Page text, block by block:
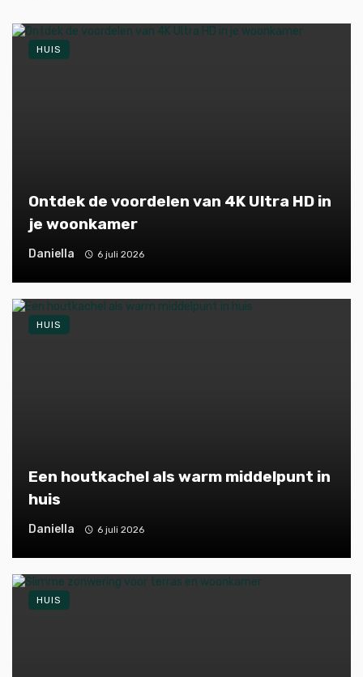
Ontdek de voordelen van 4K Ultra HD in
je woonkamer
Daniella 6 juli 2026
HUIS
Een houtkachel als warm middelpunt in
huis
Daniella 6 juli 2026
HUIS
HUIS